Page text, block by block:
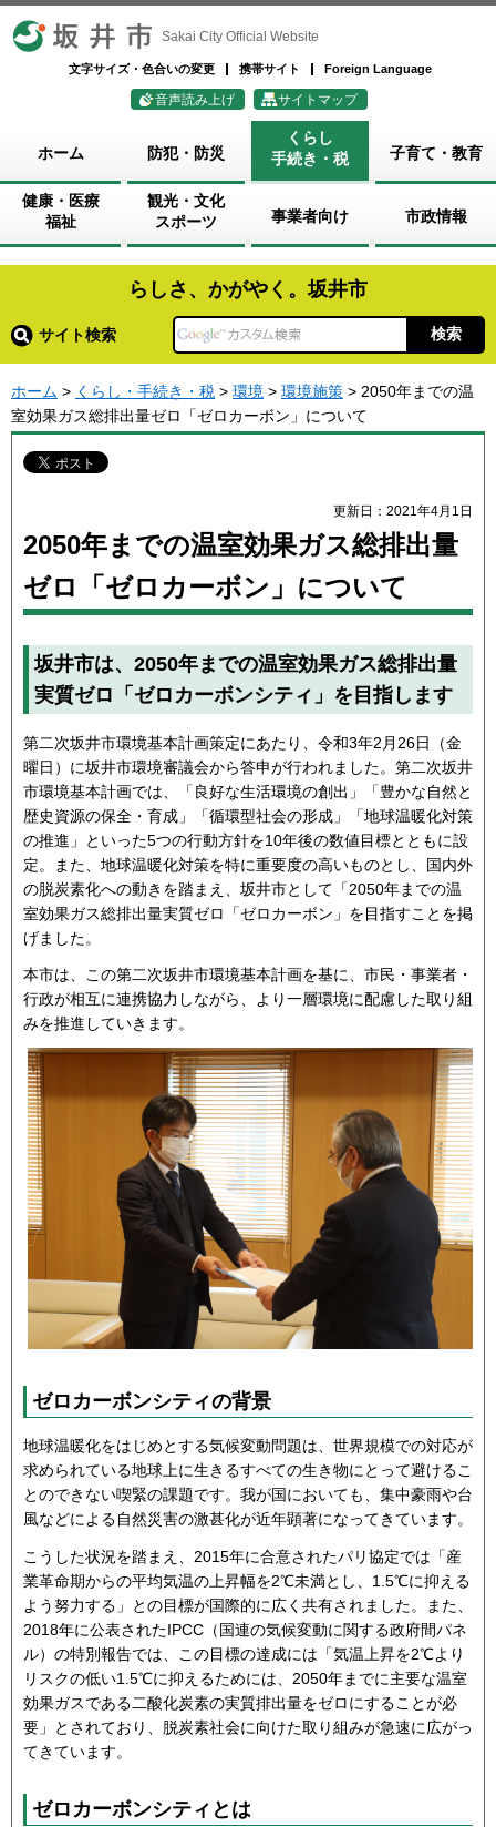
坂井市 Sakai City Official Website
文字サイズ・色合いの変更 携帯サイト Foreign Language
音声読み上げ サイトマップ
ホーム 防犯・防災
くらし
手続き・税
子育て・教育
健康・医療
福祉
観光・文化
スポーツ
事業者向け 市政情報
らしさ、かがやく。坂井市
サイト検索
ホーム > くらし・手続き・税 > 環境 > 環境施策 > 2050年までの温
室効果ガス総排出量ゼロ「ゼロカーボン」について
更新日：2021年4月1日
2050年までの温室効果ガス総排出量
ゼロ「ゼロカーボン」について
坂井市は、2050年までの温室効果ガス総排出量
実質ゼロ「ゼロカーボンシティ」を目指します
第二次坂井市環境基本計画策定にあたり、令和3年2月26日（金
曜日）に坂井市環境審議会から答申が行われました。第二次坂井
市環境基本計画では、「良好な生活環境の創出」「豊かな自然と
歴史資源の保全・育成」「循環型社会の形成」「地球温暖化対策
の推進」といった5つの行動方針を10年後の数値目標とともに設
定。また、地球温暖化対策を特に重要度の高いものとし、国内外
の脱炭素化への動きを踏まえ、坂井市として「2050年までの温
室効果ガス総排出量実質ゼロ「ゼロカーボン」を目指すことを掲
げました。
本市は、この第二次坂井市環境基本計画を基に、市民・事業者・
行政が相互に連携協力しながら、より一層環境に配慮した取り組
みを推進していきます。
ゼロカーボンシティの背景
地球温暖化をはじめとする気候変動問題は、世界規模での対応が
求められている地球上に生きるすべての生き物にとって避けるこ
とのできない喫緊の課題です。我が国においても、集中豪雨や台
風などによる自然災害の激甚化が近年顕著になってきています。
こうした状況を踏まえ、2015年に合意されたパリ協定では「産
業革命期からの平均気温の上昇幅を2℃未満とし、1.5℃に抑える
よう努力する」との目標が国際的に広く共有されました。また、
2018年に公表されたIPCC（国連の気候変動に関する政府間パネ
ル）の特別報告では、この目標の達成には「気温上昇を2℃より
リスクの低い1.5℃に抑えるためには、2050年までに主要な温室
効果ガスである二酸化炭素の実質排出量をゼロにすることが必
要」とされており、脱炭素社会に向けた取り組みが急速に広がっ
てきています。
ゼロカーボンシティとは